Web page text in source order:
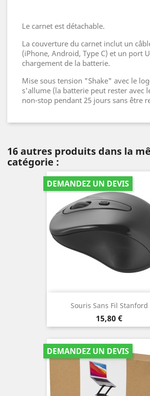
Le carnet est détachable.
La couverture du carnet inclut un
(iPhone, Android, Type C) et un port
chargement de la batterie.
Mise sous tension "Shake" avec le
s'allume (la batterie peut rester avec
non-stop pendant 25 jours sans être
16 autres produits dans la
catégorie :
Souris Sans Fil Stanford
Prix
15,80 €
DEMANDEZ UN DEVIS
DEMANDEZ UN DEVIS